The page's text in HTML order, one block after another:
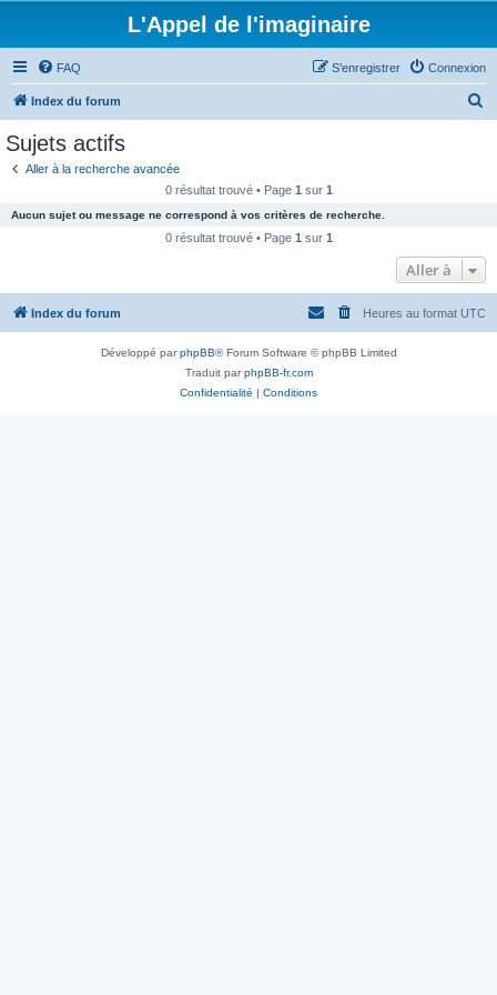
L'Appel de l'imaginaire
FAQ Connexion
S’enregistrer
Index du forum
c
e
Sujets actifs
Aller à la recherche avancée
0 résultat trouvé • Page 1 sur 1
Aucun sujet ou message ne correspond à vos critères de recherche.
0 résultat trouvé • Page 1 sur 1
Aller à
Index du forum Heures au format UTC
Développé parphpBB® Forum Software © phpBB Limited
Traduit parphpBB-fr.com
Confidentialité | Conditions